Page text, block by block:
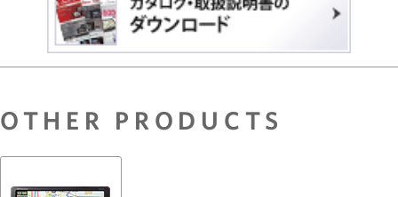
OTHER PRODUCTS